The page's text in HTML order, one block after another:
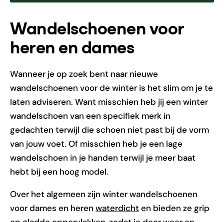
Wandelschoenen voor
heren en dames
Wanneer je op zoek bent naar nieuwe
wandelschoenen voor de winter is het slim om je te
laten adviseren. Want misschien heb jij een winter
wandelschoen van een specifiek merk in
gedachten terwijl die schoen niet past bij de vorm
van jouw voet. Of misschien heb je een lage
wandelschoen in je handen terwijl je meer baat
hebt bij een hoog model.
Over het algemeen zijn winter wandelschoenen
voor dames en heren waterdichten bieden ze grip